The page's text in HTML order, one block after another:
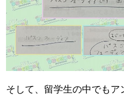
そして、留学生の中でも